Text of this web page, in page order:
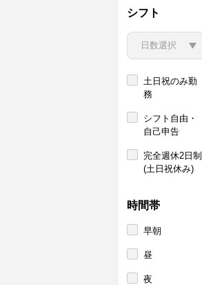
シフト
土日祝のみ勤
務
シフト自由・
自己申告
完全週休2日制
(土日祝休み)
時間帯
早朝
昼
夜